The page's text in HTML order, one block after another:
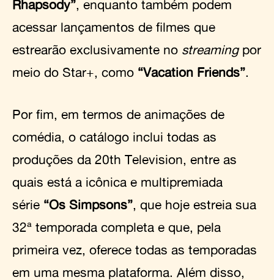
Rhapsody”, enquanto também podem
acessar lançamentos de filmes que
estrearão exclusivamente no streamingpor
meio do Star+, como “Vacation Friends”.
Por fim, em termos de animações de
comédia, o catálogo inclui todas as
produções da 20th Television, entre as
quais está a icônica e multipremiada
série “Os Simpsons”, que hoje estreia sua
32ª temporada completa e que, pela
primeira vez, oferece todas as temporadas
em uma mesma plataforma. Além disso,